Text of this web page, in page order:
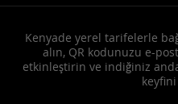
Kenyade yerel tarifelerle
alın, QR kodunuzu e-
etkinleştirin ve indiğiniz
keyfini